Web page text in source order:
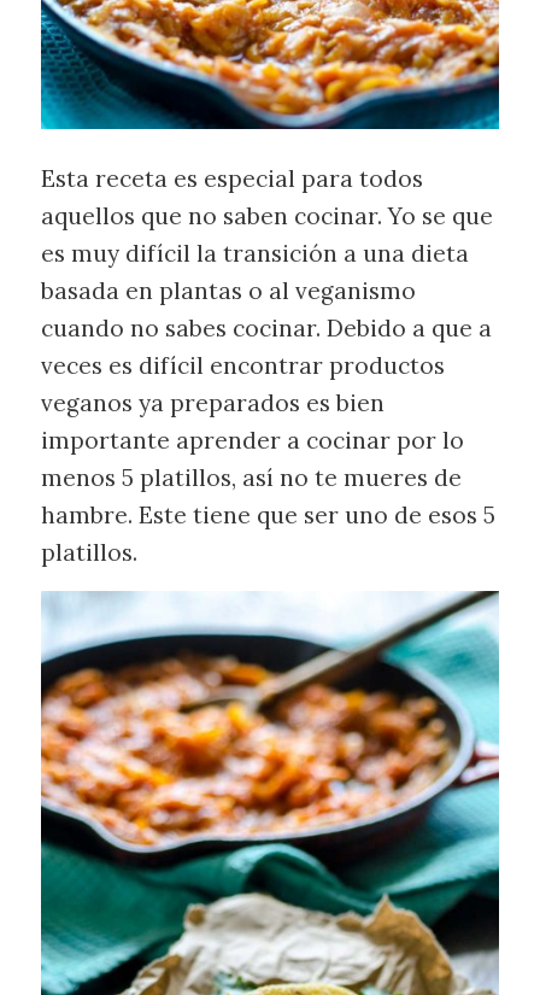
Esta receta es especial para todos
aquellos que no saben cocinar. Yo se que
es muy difícil la transición a una dieta
basada en plantas o al veganismo
cuando no sabes cocinar. Debido a que a
veces es difícil encontrar productos
veganos ya preparados es bien
importante aprender a cocinar por lo
menos 5 platillos, así no te mueres de
hambre. Este tiene que ser uno de esos 5
platillos.